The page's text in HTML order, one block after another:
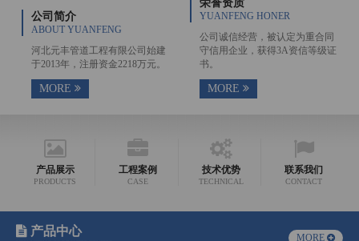
公司简介
ABOUT YUANFENG
河北元丰管道工程有限公司始建
于2013年，注册资金2218万元。
MORE
荣誉资质
YUANFENG HONER
公司诚信经营，被认定为重合同
守信用企业，获得3A资信等级证
书。
MORE
产品展示
PRODUCTS
工程案例
CASE
技术优势
TECHNICAL
联系我们
CONTACT
产品中心 MORE